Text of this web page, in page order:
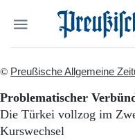
Suchen und
© Preußische Allgemeine
Problematischer
Die Türkei vollzog im
Kurswechsel